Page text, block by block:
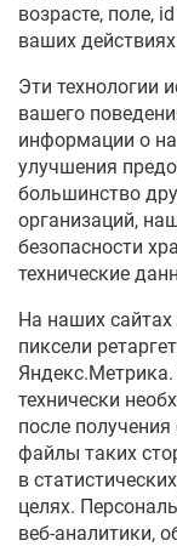
возрасте, поле,
ваших действиях
Эти технологии
вашего
информации о
улучшения
большинство
организаций,
безопасности
технические
На наших
пиксели
технически
после получения
файлы таких
в
целях.
веб-аналитики,